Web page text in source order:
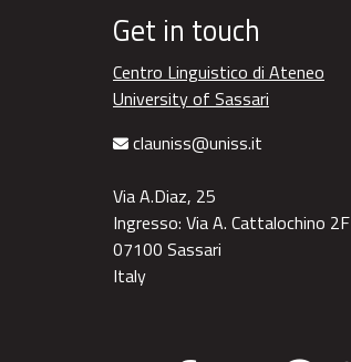
Get in touch
Centro Linguistico di Ateneo
University of Sassari
clauniss@uniss.it
Via A.Diaz, 25
Ingresso: Via A. Cattalochino 2F
07100 Sassari
Italy